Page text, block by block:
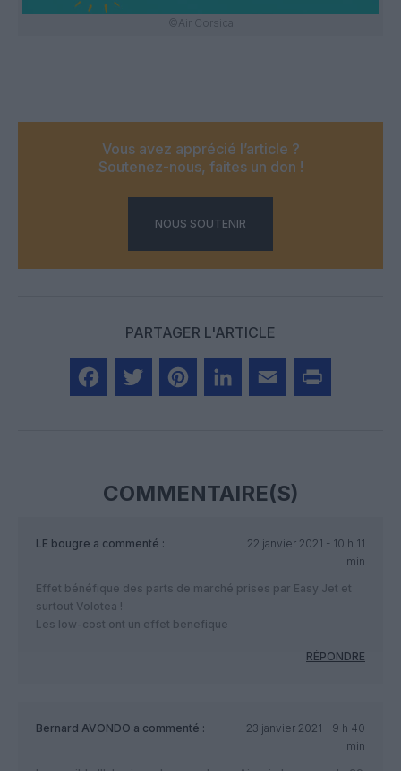
©Air Corsica
Vous avez apprécié l’article ?
Soutenez-nous, faites un don !
NOUS SOUTENIR
PARTAGER L'ARTICLE
COMMENTAIRE(S)
LE bougre a commenté :
22 janvier 2021 - 10 h 11
min
Effet bénéfique des parts de marché prises par Easy Jet et
surtout Volotea !
Les low-cost ont un effet benefique
RÉPONDRE
Bernard AVONDO a commenté :
23 janvier 2021 - 9 h 40
min
Impossible !!! Je viens de regarder un Ajaccio Lyon pour le 29